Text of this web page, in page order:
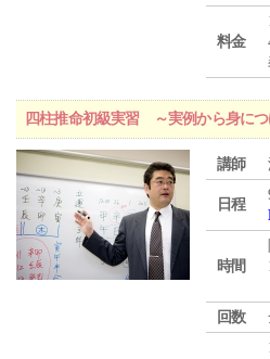
料金
四柱推命初級実習 ～実例から身に
講師
日程
時間
回数